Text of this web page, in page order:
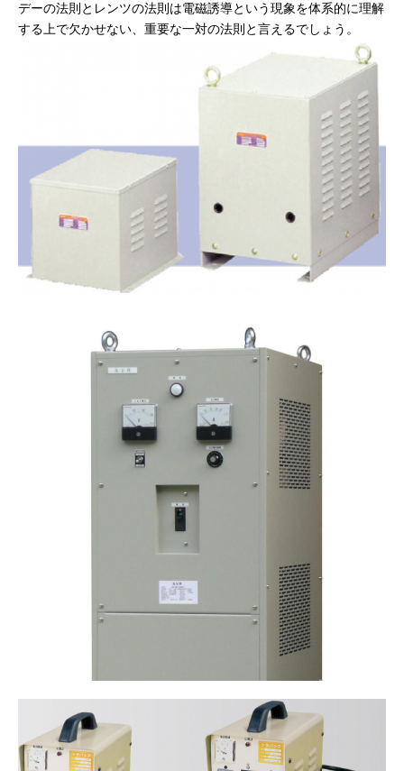
デーの法則とレンツの法則は電磁誘導という現象を体系的に理解
する上で欠かせない、重要な一対の法則と言えるでしょう。